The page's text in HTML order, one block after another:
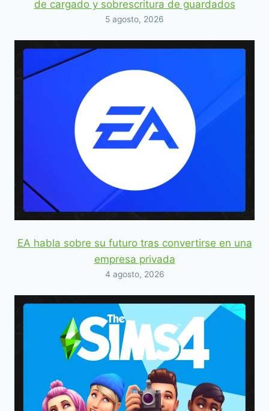
de cargado y sobrescritura de guardados
5 agosto, 2026
EA habla sobre su futuro tras convertirse en una
empresa privada
4 agosto, 2026